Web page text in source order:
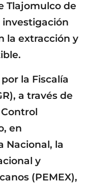
Tlajomulco de
la extracción y
la Fiscalía
a través de
en
Nacional, la
y
(PEMEX),